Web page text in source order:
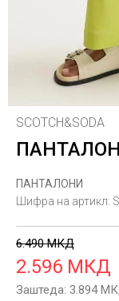
SCOTCH&SODA
ПАНТАЛОНИ
Шифра на артикл:
6.490 МКД
2.596 МКД
Заштеда: 3.894